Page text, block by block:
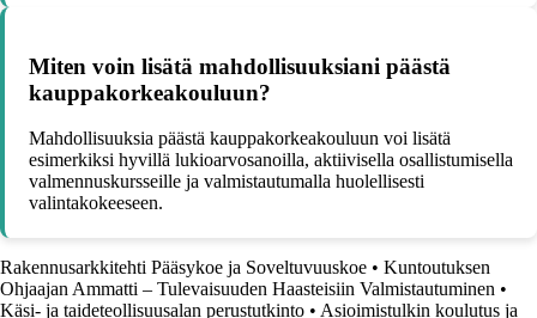
Miten voin lisätä mahdollisuuksiani päästä
kauppakorkeakouluun?
Mahdollisuuksia päästä kauppakorkeakouluun voi lisätä
esimerkiksi hyvillä lukioarvosanoilla, aktiivisella osallistumisella
valmennuskursseille ja valmistautumalla huolellisesti
valintakokeeseen.
Rakennusarkkitehti Pääsykoe ja Soveltuvuuskoe • Kuntoutuksen
Ohjaajan Ammatti – Tulevaisuuden Haasteisiin Valmistautuminen •
Käsi- ja taideteollisuusalan perustutkinto • Asioimistulkin koulutus ja